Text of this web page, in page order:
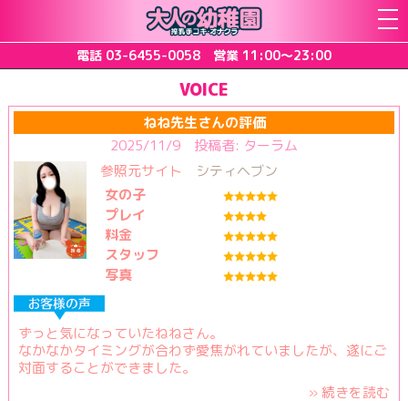
コ
ン
ン
メ
ュ
電話 03-6455-0058 営業 11:00～23:00
VOICE
ねね先生さんの評価
2025/11/9 投稿者: ターラム
参照元サイト シティヘブン
女の子
プレイ
料金
スタッフ
写真
ずっと気になっていたねねさん。
なかなかタイミングが合わず愛焦がれていましたが、遂にご
対面することができました。
» 続きを読む